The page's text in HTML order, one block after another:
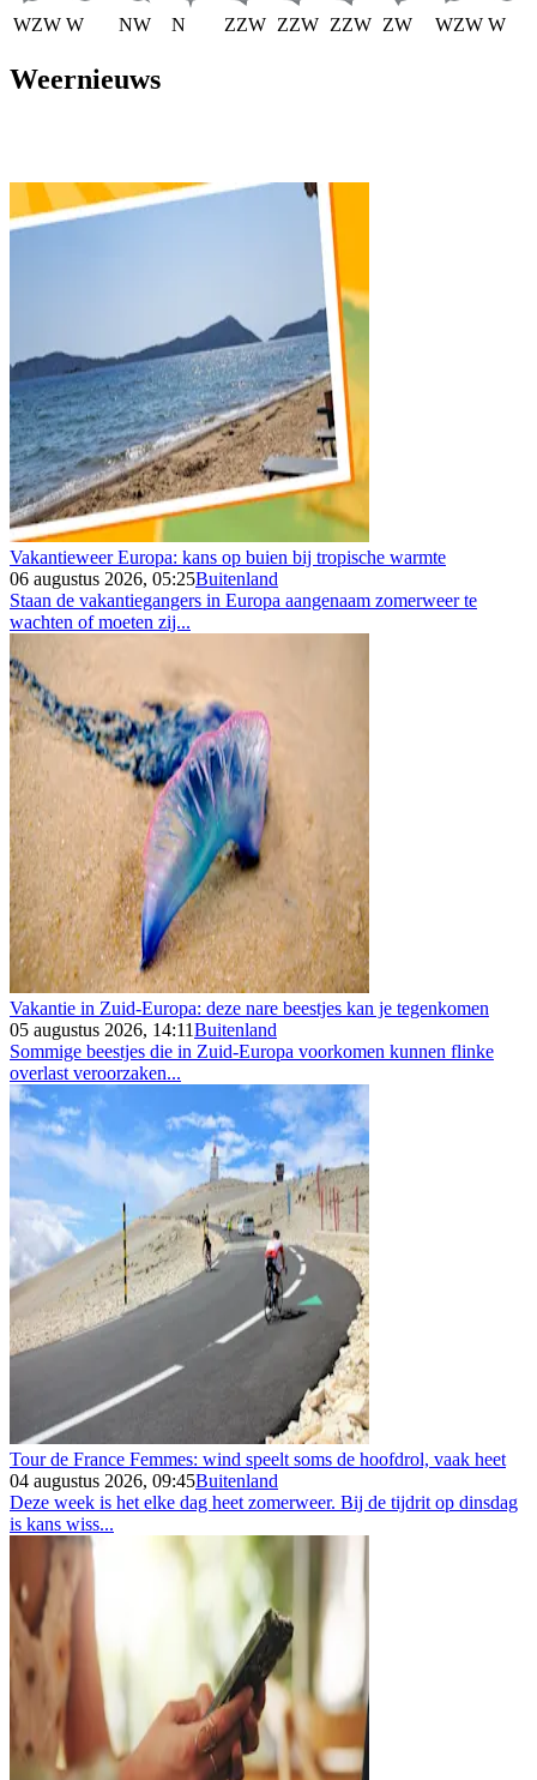
WZW W NW N ZZW ZZW ZZW ZW WZW W
Weernieuws
Vakantieweer Europa: kans op buien bij tropische warmte
06 augustus 2026, 05:25Buitenland
Staan de vakantiegangers in Europa aangenaam zomerweer te
wachten of moeten zij...
Vakantie in Zuid-Europa: deze nare beestjes kan je tegenkomen
05 augustus 2026, 14:11Buitenland
Sommige beestjes die in Zuid-Europa voorkomen kunnen flinke
overlast veroorzaken...
Tour de France Femmes: wind speelt soms de hoofdrol, vaak heet
04 augustus 2026, 09:45Buitenland
Deze week is het elke dag heet zomerweer. Bij de tijdrit op dinsdag
is kans wiss...